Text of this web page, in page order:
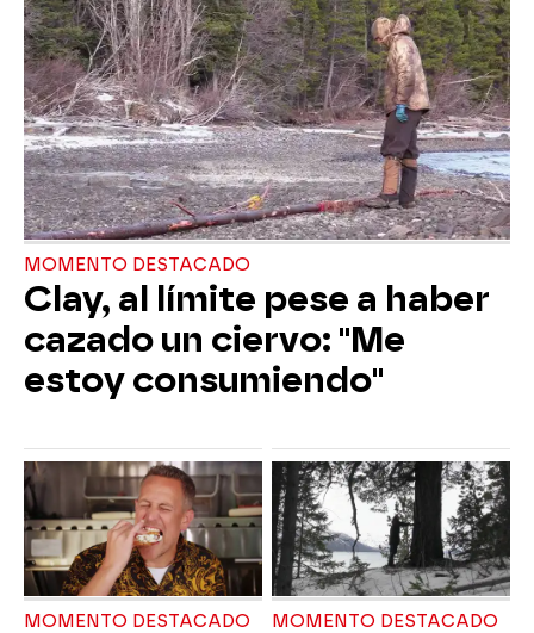
MOMENTO DESTACADO
Clay, al límite pese a haber
cazado un ciervo: "Me
estoy consumiendo"
MOMENTO DESTACADO MOMENTO DESTACADO